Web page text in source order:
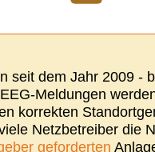
seit dem Jahr 2009 -
Meldungen
korrekten
Netzbetreiber die
geforderten